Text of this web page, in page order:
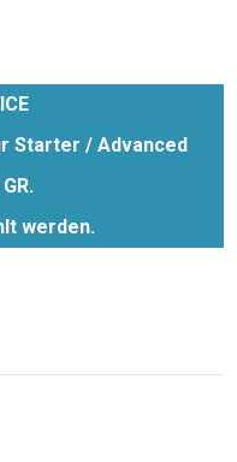
Starter / Advanced
werden.